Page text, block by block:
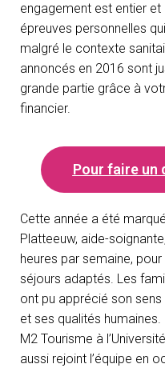
engagement est entier et
épreuves personnelles
malgré le contexte
annoncés en 2016 sont
grande partie grâce à
financier.
Pour faire un
Cette année a été
Platteeuw, aide-
heures par semaine, pour
séjours adaptés. Les
ont pu apprécié son sens
et ses qualités
M2 Tourisme à
aussi rejoint l’équipe en